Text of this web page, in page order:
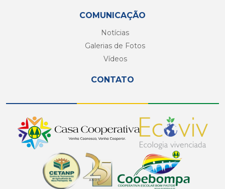
COMUNICAÇÃO
Notícias
Galerias de Fotos
Vídeos
CONTATO